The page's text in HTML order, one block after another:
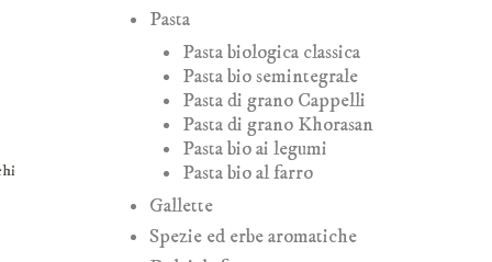
Pasta
Pasta biologica classica
Pasta bio semintegrale
Pasta di grano Cappelli
Pasta di grano Khorasan
Pasta bio ai legumi
Pasta bio al farro
Gallette
Spezie ed erbe aromatiche